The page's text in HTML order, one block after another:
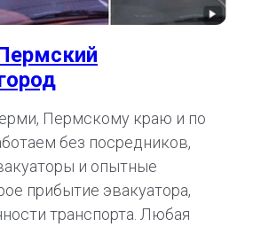
Пермскому краю и по
без посредников,
и опытные
прибытие эвакуатора,
транспорта. Любая